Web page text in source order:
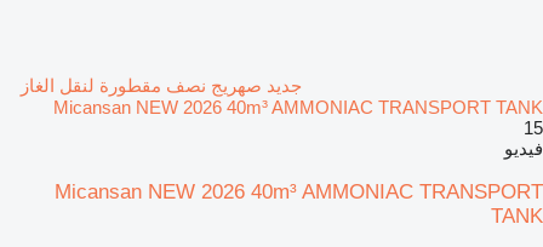
جديد صهريج نصف مقطورة لنقل الغاز
Micansan NEW 2026 40m³ AMMONIAC TRANSPORT TANK
15
فيديو
Micansan NEW 2026 40m³ AMMONIAC TRANSPORT
TANK